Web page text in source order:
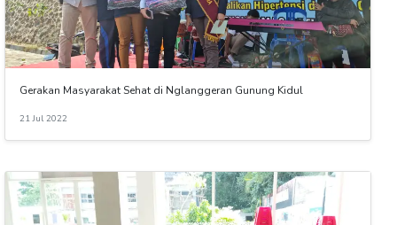
Gerakan Masyarakat Sehat di Nglanggeran Gunung Kidul
21 Jul 2022